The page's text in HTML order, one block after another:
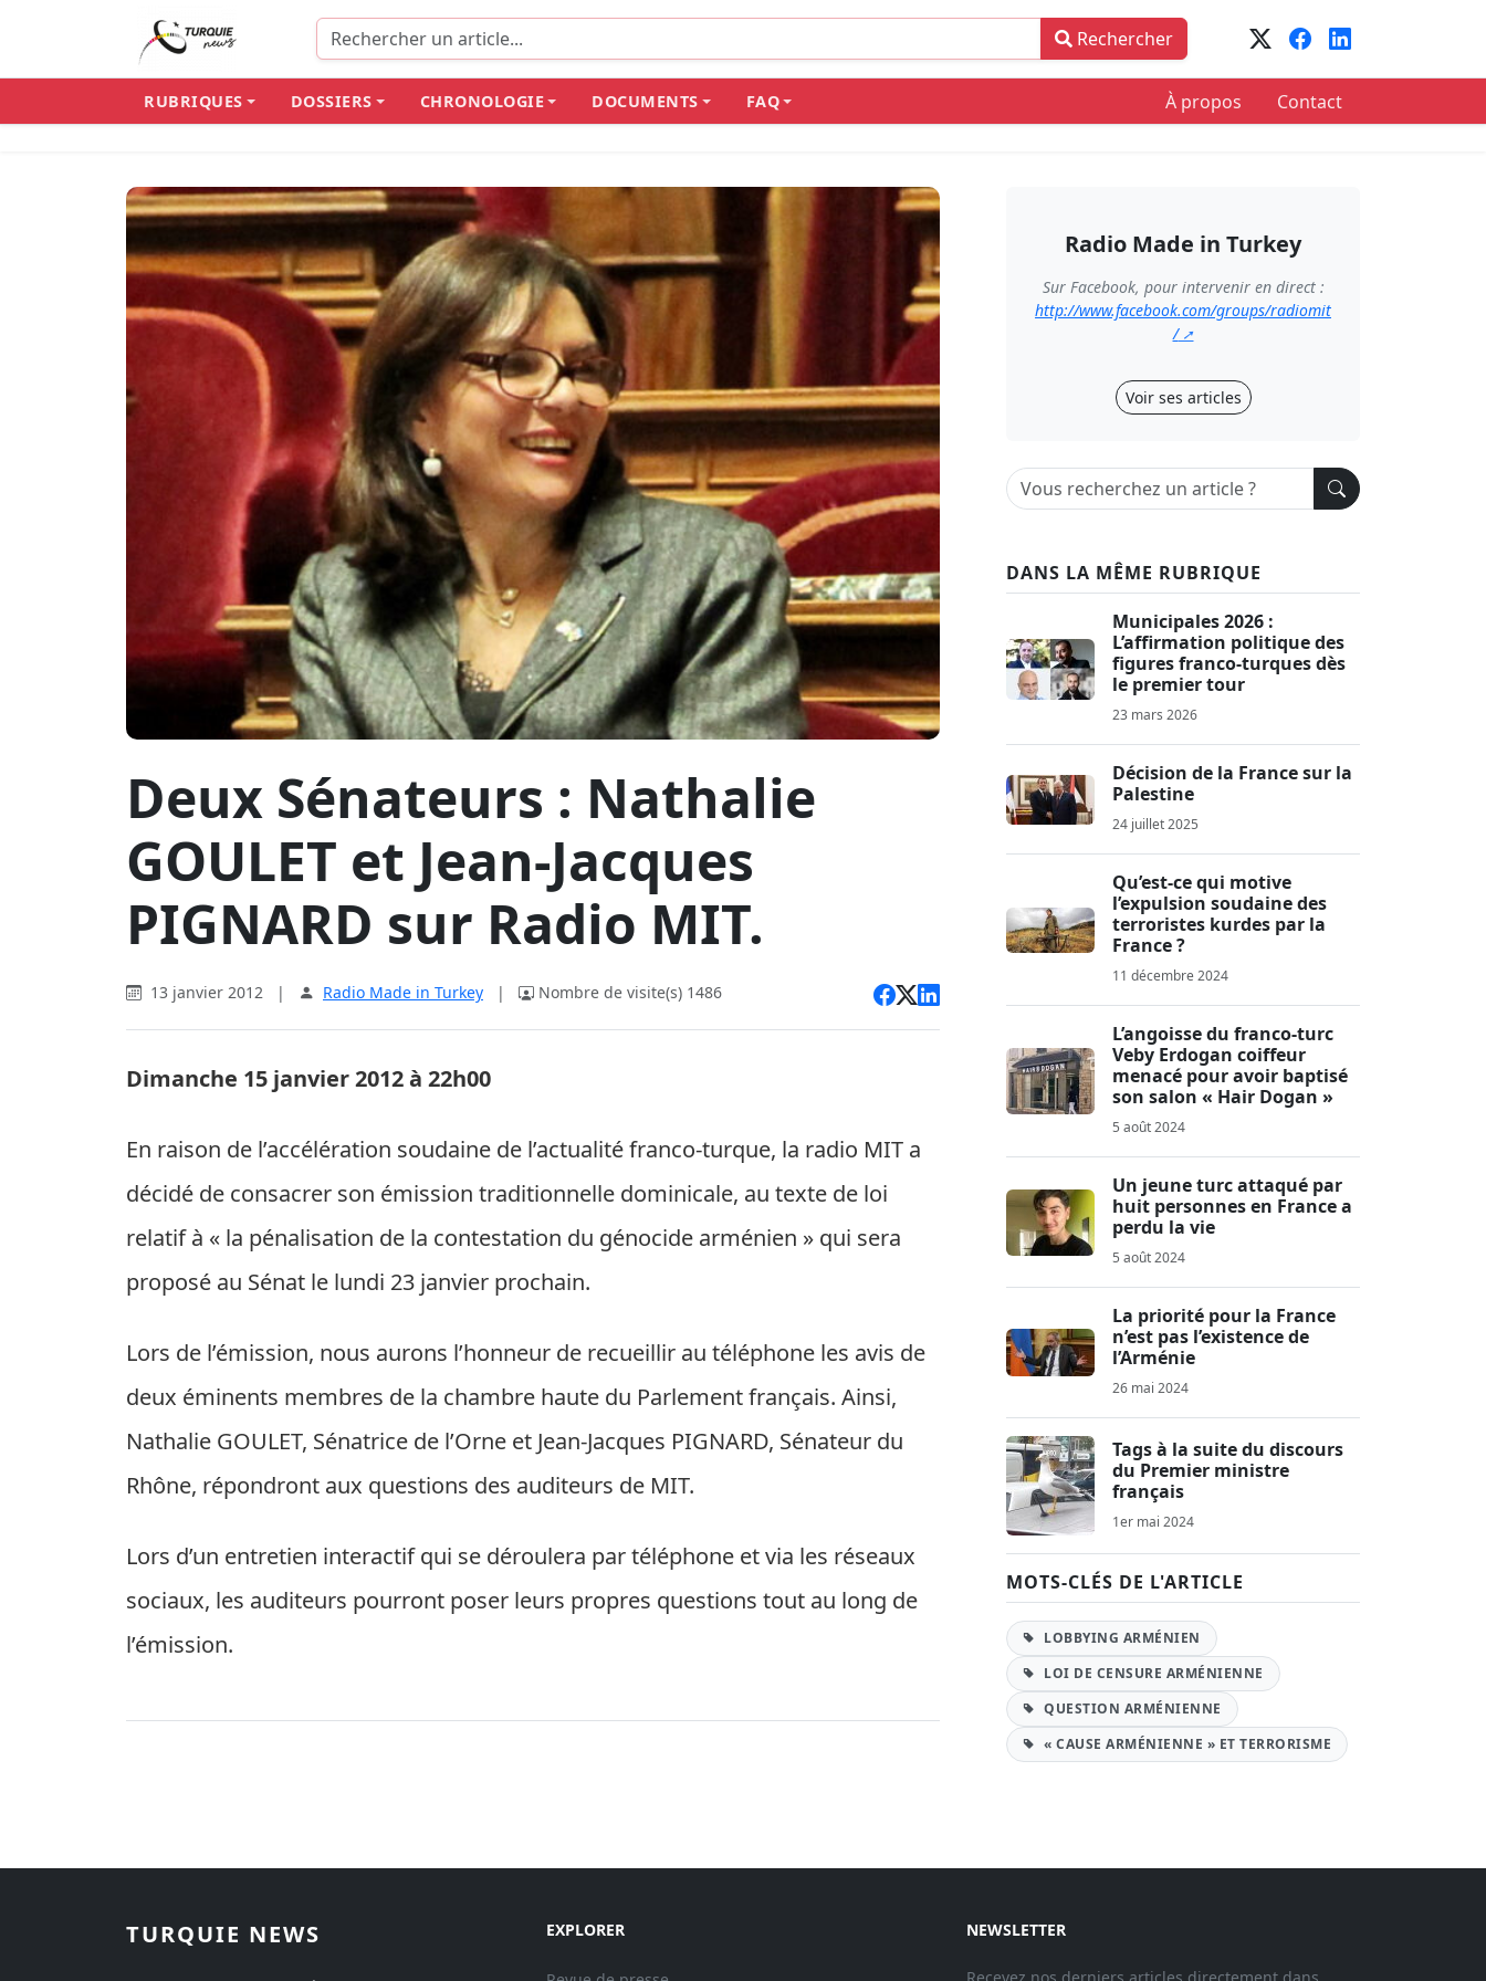
Rechercher
RUBRIQUES DOSSIERS CHRONOLOGIE DOCUMENTS FAQ À propos Contact
Deux Sénateurs : Nathalie
GOULET et Jean-Jacques
PIGNARD sur Radio MIT.
13 janvier 2012 | Radio Made in Turkey | Nombre de visite(s) 1486
Dimanche 15 janvier 2012 à 22h00
En raison de l’accélération soudaine de l’actualité franco-turque, la radio MIT a
décidé de consacrer son émission traditionnelle dominicale, au texte de loi
relatif à « la pénalisation de la contestation du génocide arménien » qui sera
proposé au Sénat le lundi 23 janvier prochain.
Lors de l’émission, nous aurons l’honneur de recueillir au téléphone les avis de
deux éminents membres de la chambre haute du Parlement français. Ainsi,
Nathalie GOULET, Sénatrice de l’Orne et Jean-Jacques PIGNARD, Sénateur du
Rhône, répondront aux questions des auditeurs de MIT.
Lors d’un entretien interactif qui se déroulera par téléphone et via les réseaux
sociaux, les auditeurs pourront poser leurs propres questions tout au long de
l’émission.
Radio Made in Turkey
Sur Facebook, pour intervenir en direct :
http://www.facebook.com/groups/radiomit
/
Voir ses articles
DANS LA MÊME RUBRIQUE
Municipales 2026 :
L’affirmation politique des
figures franco-turques dès
le premier tour
23 mars 2026
Décision de la France sur la
Palestine
24 juillet 2025
Qu’est-ce qui motive
l’expulsion soudaine des
terroristes kurdes par la
France ?
11 décembre 2024
L’angoisse du franco-turc
Veby Erdogan coiffeur
menacé pour avoir baptisé
son salon « Hair Dogan »
5 août 2024
Un jeune turc attaqué par
huit personnes en France a
perdu la vie
5 août 2024
La priorité pour la France
n’est pas l’existence de
l’Arménie
26 mai 2024
Tags à la suite du discours
du Premier ministre
français
1er mai 2024
MOTS-CLÉS DE L'ARTICLE
LOBBYING ARMÉNIEN
LOI DE CENSURE ARMÉNIENNE
QUESTION ARMÉNIENNE
« CAUSE ARMÉNIENNE » ET TERRORISME
TURQUIE NEWS EXPLORER NEWSLETTER